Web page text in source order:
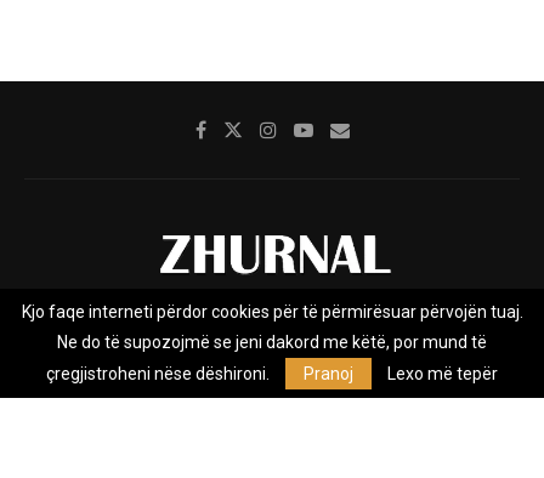
Rreth nesh Impresumi Marketing
Privacy Policy
Zhurnal.mk është Agjenci e Lajmeve e pavarur, e themeluar në vitin
Kjo faqe interneti përdor cookies për të përmirësuar përvojën tuaj.
Ne do të supozojmë se jeni dakord me këtë, por mund të
çregjistroheni nëse dëshironi.
Pranoj Lexo më tepër